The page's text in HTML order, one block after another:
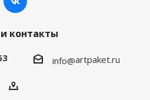
контакты
info@artpaket.ru